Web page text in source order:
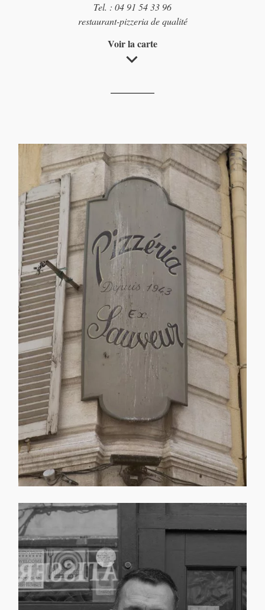
Tel. : 04 91 54 33 96
restaurant-pizzeria de qualité
Voir la carte